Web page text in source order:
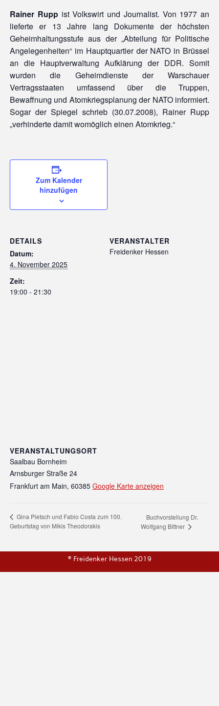
Rainer Ruppist Volkswirt und Journalist. Von 1977 an
lieferte er 13 Jahre lang Dokumente der höchsten
Geheimhaltungsstufe aus der „Abteilung für Politische
Angelegenheiten“ im Hauptquartier der NATO in Brüssel
an die Hauptverwaltung Aufklärung der DDR. Somit
wurden die Geheimdienste der Warschauer
Vertragsstaaten umfassend über die Truppen,
Bewaffnung und Atomkriegsplanung der NATO informiert.
Sogar der Spiegel schrieb (30.07.2008), Rainer Rupp
„verhinderte damit womöglich einen Atomkrieg.“
Zum Kalender
hinzufügen
DETAILS
Datum:
4. November 2025
Zeit:
19:00 - 21:30
VERANSTALTER
Freidenker Hessen
VERANSTALTUNGSORT
Saalbau Bornheim
Arnsburger Straße 24
Frankfurt am Main, 60385 Google Karte anzeigen
Gina Pietsch und Fabio Costa zum 100.
Geburtstag von Mikis Theodorakis
Buchvorstellung Dr.
Wolfgang Bittner
© Freidenker Hessen 2019